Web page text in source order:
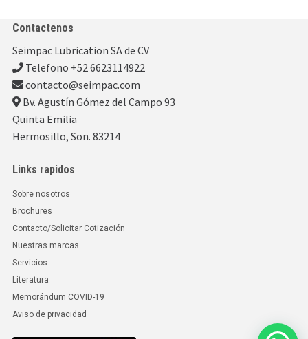
Contactenos
Seimpac Lubrication SA de CV
Telefono +52 6623114922
contacto@seimpac.com
Bv. Agustín Gómez del Campo 93
Quinta Emilia
Hermosillo, Son. 83214
Links rapidos
Sobre nosotros
Brochures
Contacto/Solicitar Cotización
Nuestras marcas
Servicios
Literatura
Memorándum COVID-19
Aviso de privacidad